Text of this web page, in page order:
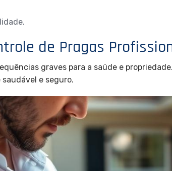
de Pragas
graves para a saúde e
e seguro.